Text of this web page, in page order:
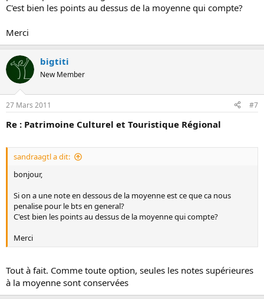
C'est bien les points au dessus de la moyenne qui compte?
Merci
bigtiti
New Member
27 Mars 2011 #7
Re : Patrimoine Culturel et Touristique Régional
sandraagtl a dit:
bonjour,
Si on a une note en dessous de la moyenne est ce que ca nous
penalise pour le bts en general?
C'est bien les points au dessus de la moyenne qui compte?
Merci
Tout à fait. Comme toute option, seules les notes supérieures
à la moyenne sont conservées